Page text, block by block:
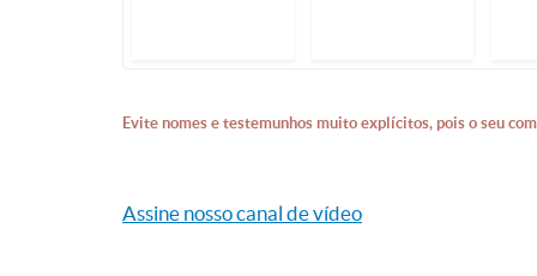
Evite nomes e testemunhos muito explícitos, pois o seu
Assine nosso canal de vídeo